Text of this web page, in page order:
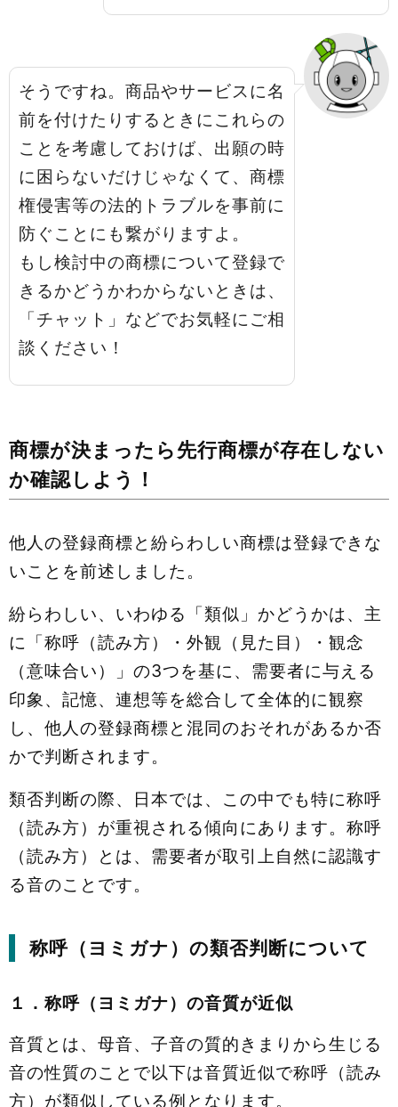
そうですね。商品やサービスに名
前を付けたりするときにこれらの
ことを考慮しておけば、出願の時
に困らないだけじゃなくて、商標
権侵害等の法的トラブルを事前に
防ぐことにも繋がりますよ。
もし検討中の商標について登録で
きるかどうかわからないときは、
「チャット」などでお気軽にご相
談ください！
商標が決まったら先行商標が存在しない
か確認しよう！
他人の登録商標と紛らわしい商標は登録できな
いことを前述しました。
紛らわしい、いわゆる「類似」かどうかは、主
に「称呼（読み方）・外観（見た目）・観念
（意味合い）」の3つを基に、需要者に与える
印象、記憶、連想等を総合して全体的に観察
し、他人の登録商標と混同のおそれがあるか否
かで判断されます。
類否判断の際、日本では、この中でも特に称呼
（読み方）が重視される傾向にあります。称呼
（読み方）とは、需要者が取引上自然に認識す
る音のことです。
称呼（ヨミガナ）の類否判断について
１．称呼 （ヨミガナ） の音質が近似
音質とは、母音、子音の質的きまりから生じる
音の性質のことで以下は音質近似で称呼（読み
方）が類似している例となります。